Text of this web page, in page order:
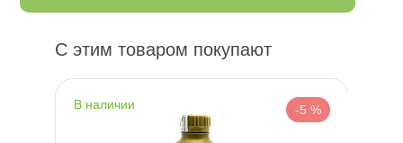
С этим товаром покупают
наличии -5 %